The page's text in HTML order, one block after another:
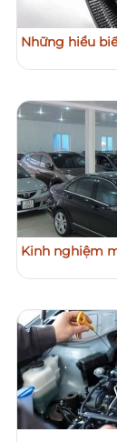
Những hiểu
Kinh nghiệm